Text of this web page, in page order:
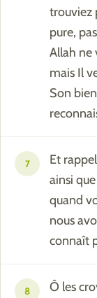
trouviez
pure,
Allah ne
mais Il
Son
7
Et
ainsi
quand
nous
connaît
8
Ô les